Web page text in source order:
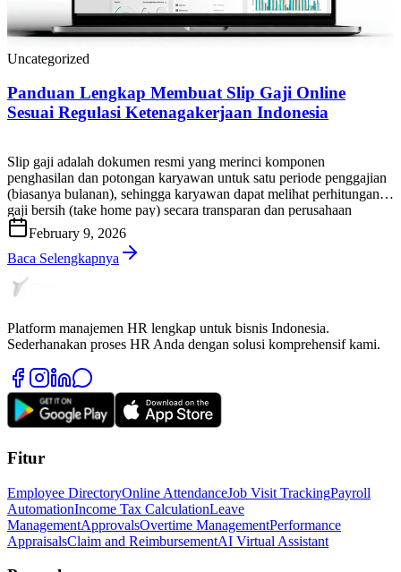
Uncategorized
Panduan Lengkap Membuat Slip Gaji Online
Sesuai Regulasi Ketenagakerjaan Indonesia
Slip gaji adalah dokumen resmi yang merinci komponen
penghasilan dan potongan karyawan untuk satu periode penggajian
(biasanya bulanan), sehingga karyawan dapat melihat perhitungan
gaji bersih (take home pay) secara transparan dan perusahaan
memiliki bukti administrasi yang rapi serta dapat diaudit. Di praktik
HR & payroll Indonesia, slip gaji bukan sekadar “lembar informasi
gaji”. Slip gaji […]
February 9, 2026
Baca Selengkapnya
Platform manajemen HR lengkap untuk bisnis Indonesia.
Sederhanakan proses HR Anda dengan solusi komprehensif kami.
Fitur
Employee DirectoryOnline AttendanceJob Visit TrackingPayroll
AutomationIncome Tax CalculationLeave
ManagementApprovalsOvertime ManagementPerformance
AppraisalsClaim and ReimbursementAI Virtual Assistant